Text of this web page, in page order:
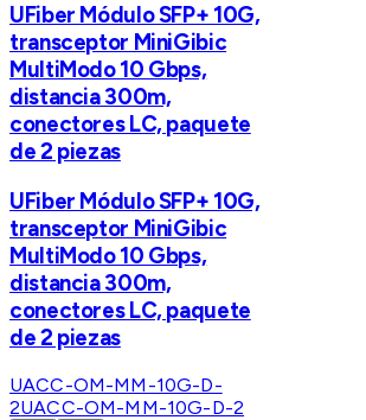
UFiber Módulo SFP+ 10G,
transceptor MiniGibic
MultiModo 10 Gbps,
distancia 300m,
conectores LC, paquete
de 2 piezas
UFiber Módulo SFP+ 10G,
transceptor MiniGibic
MultiModo 10 Gbps,
distancia 300m,
conectores LC, paquete
de 2 piezas
UACC-OM-MM-10G-D-
2UACC-OM-MM-10G-D-2